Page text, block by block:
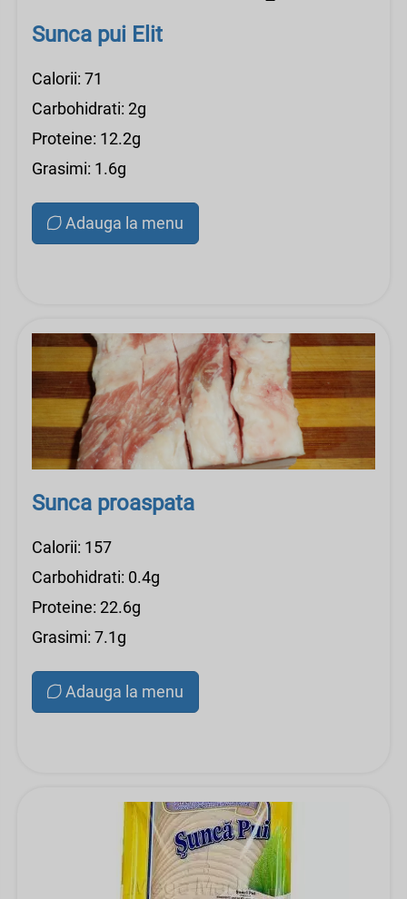
Sunca pui Elit
Calorii: 71
Carbohidrati: 2g
Proteine: 12.2g
Grasimi: 1.6g
Adauga la menu
Sunca proaspata
Calorii: 157
Carbohidrati: 0.4g
Proteine: 22.6g
Grasimi: 7.1g
Adauga la menu